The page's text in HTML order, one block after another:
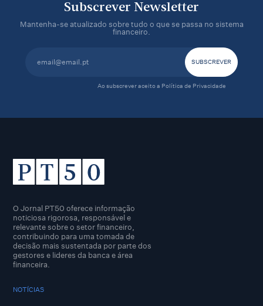
Subscrever Newsletter
Mantenha-se atualizado sobre tudo o que se passa no sistema
financeiro.
Ao subscrever aceito a Política de Privacidade
O Jornal PT50 oferece informação
noticiosa rigorosa, responsável e
relevante sobre o setor financeiro,
contribuindo para uma tomada de
decisão mais sustentada por parte dos
gestores e lideres da banca e área
financeira.
NOTÍCIAS